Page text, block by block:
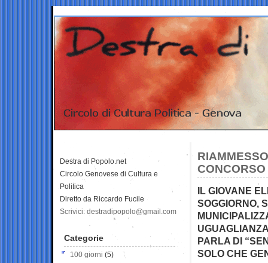
CONCORSO
IL GIOVANE
SOGGIORNO,
PARLA DI
SOLO CHE
Destra di Popolo.net
Circolo Genovese di Cultura e
Politica
Diretto da Riccardo Fucile
Scrivici: destradipopolo@gmail.com
Categorie
100 giorni (5)